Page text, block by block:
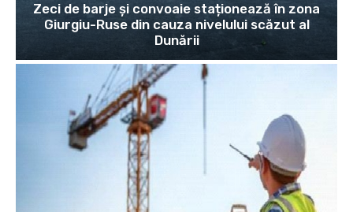
Zeci de barje și convoaie staționează în zona
Giurgiu-Ruse din cauza nivelului scăzut al
Dunării